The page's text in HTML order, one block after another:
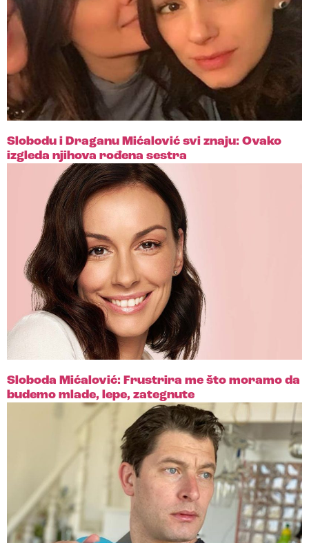
Slobodu i Draganu Mićalović svi znaju: Ovako
izgleda njihova rođena sestra
Sloboda Mićalović: Frustrira me što moramo da
budemo mlade, lepe, zategnute